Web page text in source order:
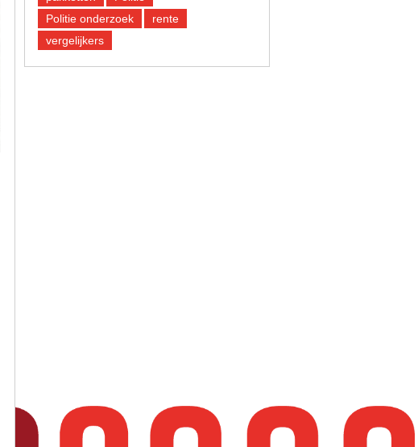
Politie onderzoek
rente
vergelijkers